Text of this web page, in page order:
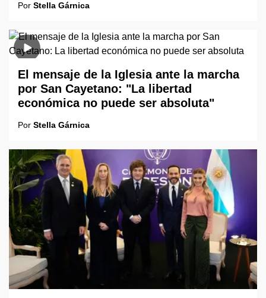
Por Stella Gárnica
El mensaje de la Iglesia ante la marcha
por San Cayetano: "La libertad
económica no puede ser absoluta"
Por Stella Gárnica